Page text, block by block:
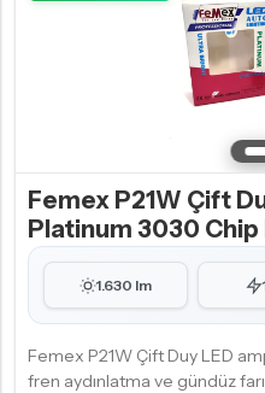
Femex P21W Çift
Platinum 3030 Chip
1.630 lm
Femex P21W Çift Duy LED
fren aydınlatma ve gündüz